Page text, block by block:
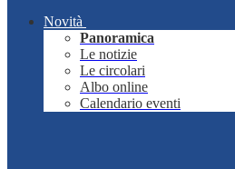
Novità
Panoramica
Le notizie
Le circolari
Albo online
Calendario eventi